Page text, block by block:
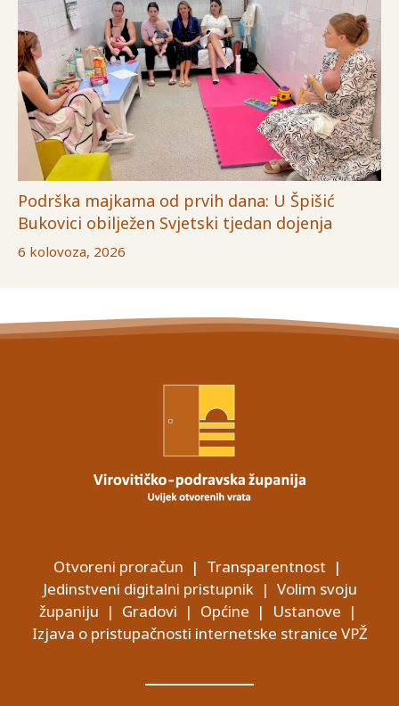
Podrška majkama od prvih dana: U Špišić
Bukovici obilježen Svjetski tjedan dojenja
6 kolovoza, 2026
Otvoreni proračun | Transparentnost |
Jedinstveni digitalni pristupnik| Volim svoju
županiju | Gradovi | Općine | Ustanove |
Izjava o pristupačnosti internetske stranice VPŽ